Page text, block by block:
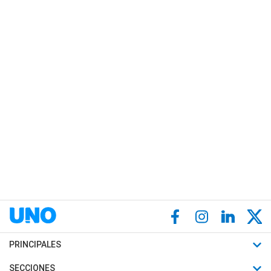
PRINCIPALES
Últimas Noticias
SECCIONES